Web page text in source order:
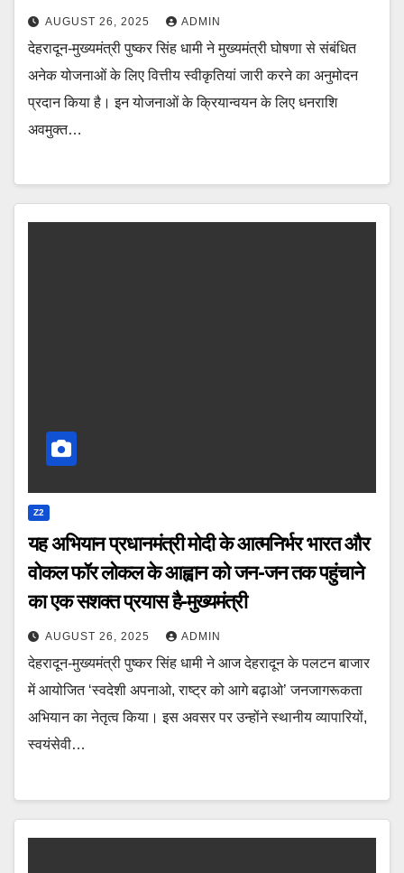
AUGUST 26, 2025 ADMIN
देहरादून-मुख्यमंत्री पुष्कर सिंह धामी ने मुख्यमंत्री घोषणा से संबंधित
अनेक योजनाओं के लिए वित्तीय स्वीकृतियां जारी करने का अनुमोदन
प्रदान किया है। इन योजनाओं के क्रियान्वयन के लिए धनराशि
अवमुक्त…
Z2
यह अभियान प्रधानमंत्री मोदी के आत्मनिर्भर भारत और
वोकल फॉर लोकल के आह्वान को जन-जन तक पहुंचाने
का एक सशक्त प्रयास है-मुख्यमंत्री
AUGUST 26, 2025 ADMIN
देहरादून-मुख्यमंत्री पुष्कर सिंह धामी ने आज देहरादून के पलटन बाजार
में आयोजित ‘स्वदेशी अपनाओ, राष्ट्र को आगे बढ़ाओ’ जनजागरूकता
अभियान का नेतृत्व किया। इस अवसर पर उन्होंने स्थानीय व्यापारियों,
स्वयंसेवी…